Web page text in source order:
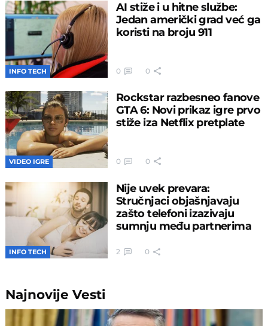
INFO TECH
AI stiže i u hitne službe:
Jedan američki grad već ga
koristi na broju 911
0 0
VIDEO IGRE
Rockstar razbesneo fanove
GTA 6: Novi prikaz igre prvo
stiže iza Netflix pretplate
0 0
INFO TECH
Nije uvek prevara:
Stručnjaci objašnjavaju
zašto telefoni izazivaju
sumnju među partnerima
2 0
NajnovijeVesti